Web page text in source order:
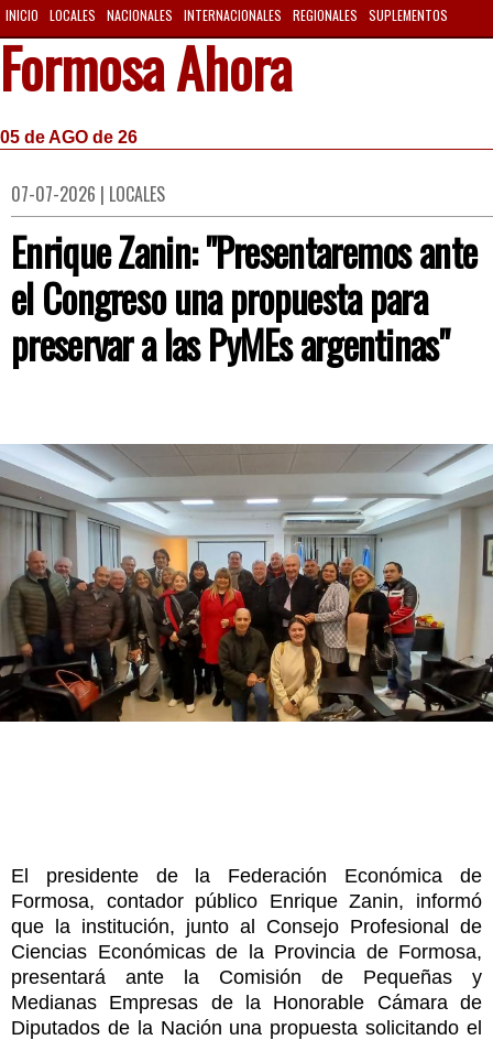
INICIO LOCALES NACIONALES INTERNACIONALES REGIONALES SUPLEMENTOS
Formosa Ahora
05 de AGO de 26
07-07-2026 | LOCALES
Enrique Zanin: "Presentaremos ante
el Congreso una propuesta para
preservar a las PyMEs argentinas"
El presidente de la Federación Económica de
Formosa, contador público Enrique Zanin, informó
que la institución, junto al Consejo Profesional de
Ciencias Económicas de la Provincia de Formosa,
presentará ante la Comisión de Pequeñas y
Medianas Empresas de la Honorable Cámara de
Diputados de la Nación una propuesta solicitando el